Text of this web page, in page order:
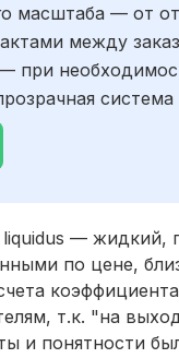
масштаба — от
между
при
система
liquidus — жидкий,
по цене,
т.к. "на
и понятности